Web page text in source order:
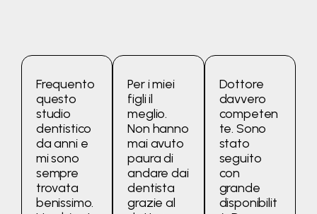
Frequento
questo
studio
dentistico
da anni e
mi sono
sempre
trovata
benissimo.
Per i miei
figli il
meglio.
Non hanno
mai avuto
paura di
andare dai
dentista
grazie al
Dottore
davvero
competen
te. Sono
stato
seguito
con
grande
disponibilit